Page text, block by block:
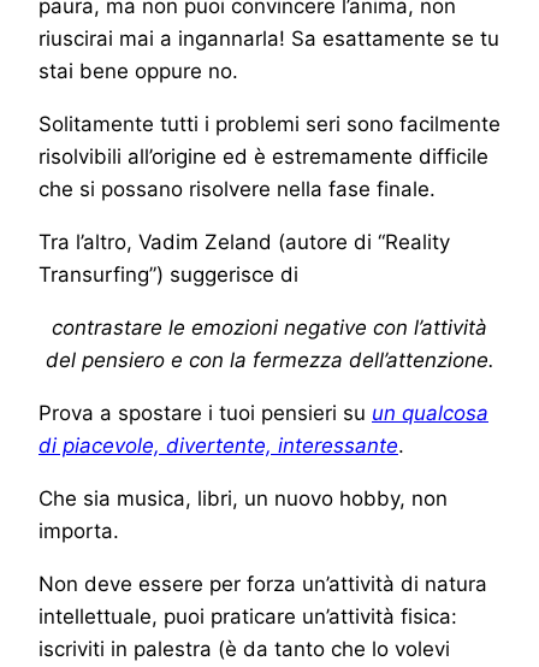
paura, ma non puoi convincere l’anima, non
riuscirai mai a ingannarla! Sa esattamente se tu
stai bene oppure no.
Solitamente tutti i problemi seri sono facilmente
risolvibili all’origine ed è estremamente difficile
che si possano risolvere nella fase finale.
Tra l’altro, Vadim Zeland (autore di “Reality
Transurfing”) suggerisce di
contrastare le emozioni negative con l’attività
del pensiero e con la fermezza dell’attenzione.
Prova a spostare i tuoi pensieri su un qualcosa
di piacevole, divertente, interessante.
Che sia musica, libri, un nuovo hobby, non
importa.
Non deve essere per forza un’attività di natura
intellettuale, puoi praticare un’attività fisica:
iscriviti in palestra (è da tanto che lo volevi